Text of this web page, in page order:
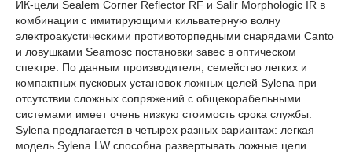
ИК-цели Sealem Corner Reflector RF и Salir Morphologic IR в
комбинации с имитирующими кильватерную волну
электроакустическими противоторпедными снарядами Canto
и ловушками Seamosc постановки завес в оптическом
спектре. По данным производителя, семейство легких и
компактных пусковых установок ложных целей Sylena при
отсутствии сложных сопряжений с общекорабельными
системами имеет очень низкую стоимость срока службы.
Sylena предлагается в четырех разных вариантах: легкая
модель Sylena LW способна развертывать ложные цели